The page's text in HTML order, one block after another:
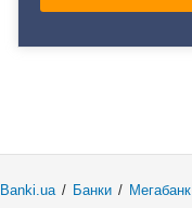
Banki.ua / Банки / Мегабанк